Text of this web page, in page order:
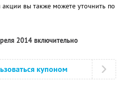
вы также можете уточнить по
2014 включительно
купоном